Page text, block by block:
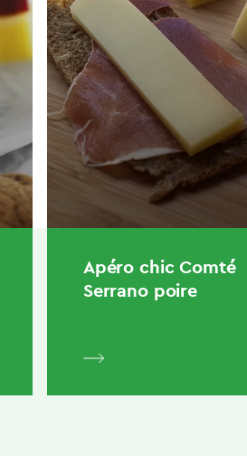
Apéro chic Comté
Serrano poire